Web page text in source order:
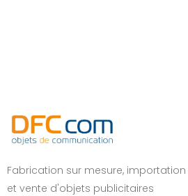
Fabrication sur mesure, importation
et vente d'objets publicitaires